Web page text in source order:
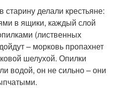
старину делали крестьяне:
в ящики, каждый слой
(лиственных
– морковь пропахнет
шелухой. Опилки
водой, он не сильно – они